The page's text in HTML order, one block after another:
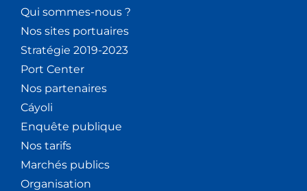
Qui sommes-nous ?
Nos sites portuaires
Stratégie 2019-2023
Port Center
Nos partenaires
Cáyoli
Enquête publique
Nos tarifs
Marchés publics
Organisation